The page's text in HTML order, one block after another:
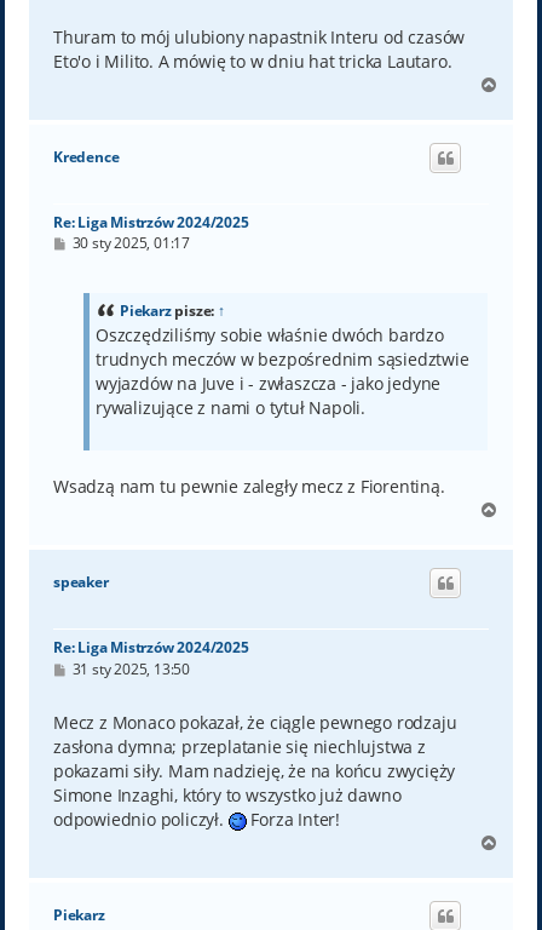
Thuram to mój ulubiony napastnik Interu od czasów
Eto'o i Milito. A mówię to w dniu hat tricka Lautaro.
g
Kredence
Re: Liga Mistrzów 2024/2025
P30 sty 2025, 01:17
Piekarzpisze: ↑
Oszczędziliśmy sobie właśnie dwóch bardzo
trudnych meczów w bezpośrednim sąsiedztwie
wyjazdów na Juve i - zwłaszcza - jako jedyne
rywalizujące z nami o tytuł Napoli.
Wsadzą nam tu pewnie zaległy mecz z Fiorentiną.
g
speaker
Re: Liga Mistrzów 2024/2025
P
t
31 sty 2025, 13:50
Mecz z Monaco pokazał, że ciągle pewnego rodzaju
zasłona dymna; przeplatanie się niechlujstwa z
pokazami siły. Mam nadzieję, że na końcu zwycięży
Simone Inzaghi, który to wszystko już dawno
odpowiednio policzył.
Forza Inter!
g
Piekarz